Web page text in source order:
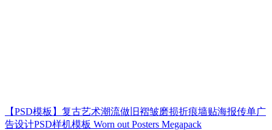
【PSD模板】复古艺术潮流做旧褶皱磨损折痕墙贴海报传单广
告设计PSD样机模板 Worn out Posters Megapack